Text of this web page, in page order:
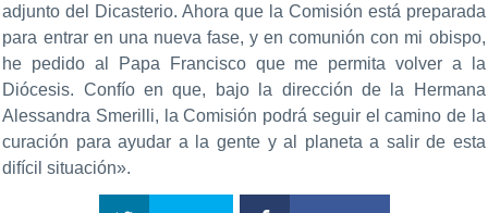
adjunto del Dicasterio. Ahora que la Comisión está preparada
para entrar en una nueva fase, y en comunión con mi obispo,
he pedido al Papa Francisco que me permita volver a la
Diócesis. Confío en que, bajo la dirección de la Hermana
Alessandra Smerilli, la Comisión podrá seguir el camino de la
curación para ayudar a la gente y al planeta a salir de esta
difícil situación».